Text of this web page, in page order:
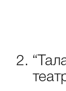
2.